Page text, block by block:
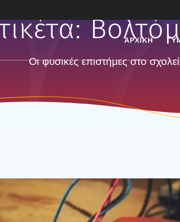
ΑΡΧΙΚΗ
Οι φυσικές επιστήμες στο